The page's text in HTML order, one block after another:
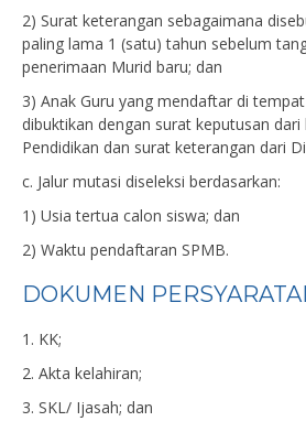
2) Surat keterangan sebagaimana
paling lama 1 (satu) tahun sebelum
penerimaan Murid baru; dan
3) Anak Guru yang mendaftar di
dibuktikan dengan surat keputusan dari
Pendidikan dan surat keterangan dari
c. Jalur mutasi diseleksi berdasarkan:
1) Usia tertua calon siswa; dan
2) Waktu pendaftaran SPMB.
DOKUMEN
1. KK;
2. Akta kelahiran;
3. SKL/ Ijasah; dan